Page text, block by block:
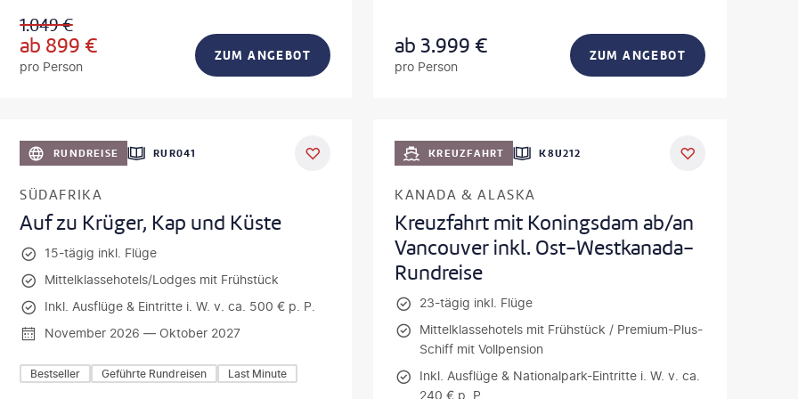
1.049€
ab 899 €
pro Person
ZUM ANGEBOT ab3.999 €
pro Person
ZUM ANGEBOT
DEAL
RUNDREISE RUR041
SÜDAFRIKA
Auf zu Krüger, Kap und Küste
15-tägig inkl. Flüge
Mittelklassehotels/Lodges mit Frühstück
Inkl. Ausflüge & Eintritte i. W. v. ca. 500 € p. P.
November 2026 — Oktober 2027
Bestseller Geführte Rundreisen Last Minute
KREUZFAHRT K8U212
KANADA & ALASKA
Kreuzfahrt mit Koningsdam ab/an
Vancouver inkl. Ost-Westkanada-
Rundreise
23-tägig inkl. Flüge
Mittelklassehotels mit Frühstück / Premium-Plus-
Schiff mit Vollpension
Inkl. Ausflüge & Nationalpark-Eintritte i. W. v. ca.
240 € p. P